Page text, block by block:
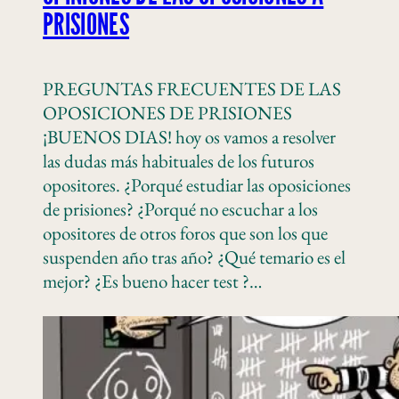
PRISIONES
PREGUNTAS FRECUENTES DE LAS
OPOSICIONES DE PRISIONES
¡BUENOS DIAS! hoy os vamos a resolver
las dudas más habituales de los futuros
opositores. ¿Porqué estudiar las oposiciones
de prisiones? ¿Porqué no escuchar a los
opositores de otros foros que son los que
suspenden año tras año? ¿Qué temario es el
mejor? ¿Es bueno hacer test ?…